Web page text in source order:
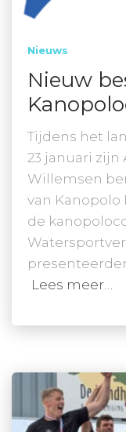
Nieuws
Nieuw
Tijdens het
23 januari zijn
Willemsen
van Kanopolo
de
Lees meer…